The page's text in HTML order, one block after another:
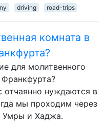
driving road-trips
комната в
для молитвенного
отчаянно нуждаются в
мы проходим через
Умры и Хаджа.